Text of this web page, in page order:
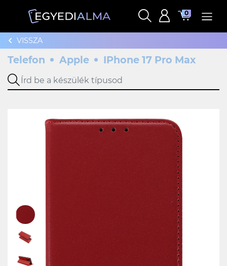
0
VISSZA
Telefon Apple IPhone 17 Pro Max